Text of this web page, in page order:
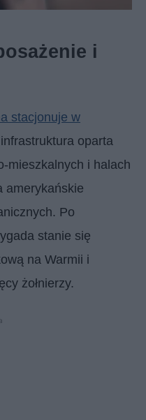
i
stacjonuje w
oparta
mieszkalnych i halach
amerykańskie
Po
stanie się
na Warmii i
żołnierzy.